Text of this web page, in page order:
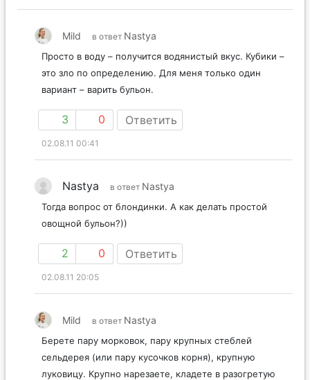
Mild в ответ Nastya
Просто в воду – получится водянистый вкус. Кубики –
это зло по определению. Для меня только один
вариант – варить бульон.
3 0 Ответить
02.08.11 00:41
Nastya в ответ Nastya
Тогда вопрос от блондинки. А как делать простой
овощной бульон?))
2 0 Ответить
02.08.11 20:05
Mild в ответ Nastya
Берете пару морковок, пару крупных стеблей
сельдерея (или пару кусочков корня), крупную
луковицу. Крупно нарезаете, кладете в разогретую